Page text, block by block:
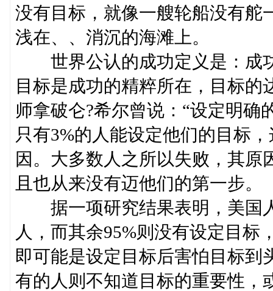
没有目标，就像一艘轮船没有舵
浅在、、消沉的海滩上。
世界公认的成功定义是：成
目标是成功的精粹所在，目标
师拿破仑?希尔曾说：“设定明确
只有3%的人能设定他们的目标
因。大多数人之所以失败，其
且也从来没有迈他们的第一步。
据一项研究结果表明，美国
人，而其余95%则没有设定目标
即可能是设定目标后害怕目标到
有的人则不知道目标的重要性，